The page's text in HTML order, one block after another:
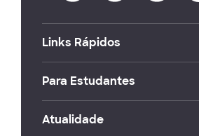
Links Rápidos
Para Estudantes
Atualidade